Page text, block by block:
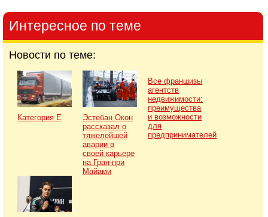
Интересное по теме
Новости по теме:
Категория Е
Эстебан Окон
рассказал о
тяжелейшей
аварии в
своей карьере
на Гран-при
Майами
Все франшизы
агентств
недвижимости:
преимущества
и возможности
для
предпринимателей